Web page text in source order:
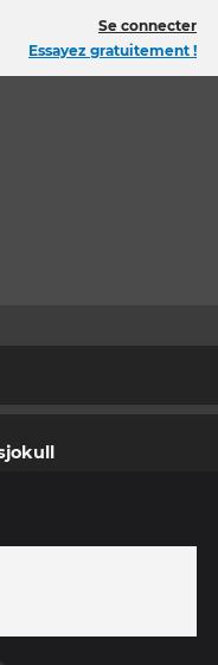
Se connecter
Essayez gratuitement !